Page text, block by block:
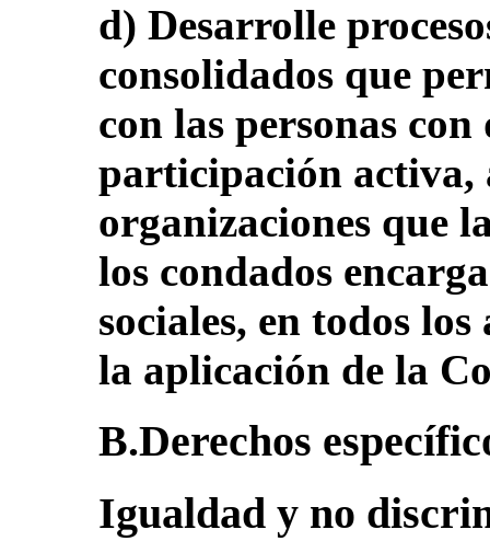
d) Desarrolle
consolidados que
con las personas
participación activa,
organizaciones que
los condados
sociales, en todos
la aplicación de la
B.Derechos
Igualdad y no